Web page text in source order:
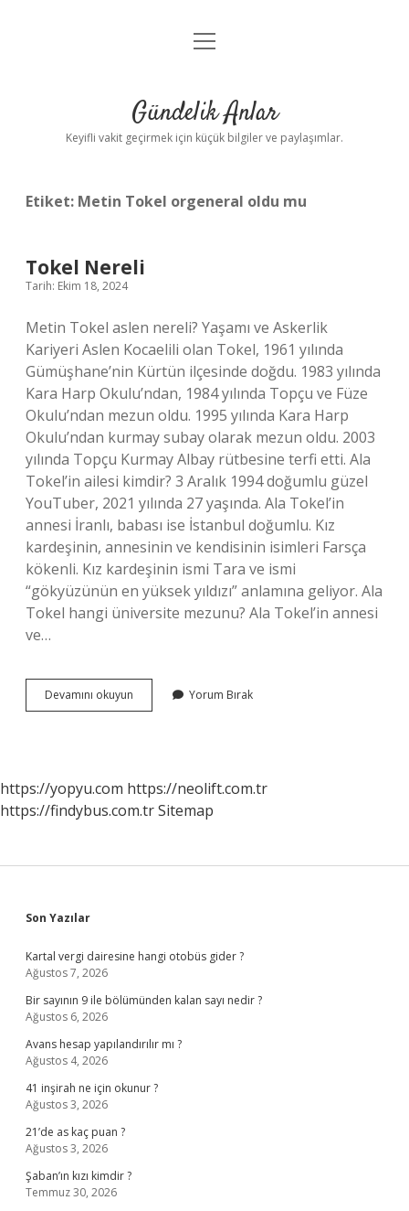
Anasayfa
Yasal Uyarı
menüyü
Gündelik Anlar
Keyifli vakit geçirmek için küçük bilgiler ve paylaşımlar.
Etiket: Metin Tokel orgeneral oldu mu
Tokel Nereli
Tarih: Ekim 18, 2024
Metin Tokel aslen nereli? Yaşamı ve Askerlik
Kariyeri Aslen Kocaelili olan Tokel, 1961 yılında
Gümüşhane’nin Kürtün ilçesinde doğdu. 1983 yılında
Kara Harp Okulu’ndan, 1984 yılında Topçu ve Füze
Okulu’ndan mezun oldu. 1995 yılında Kara Harp
Okulu’ndan kurmay subay olarak mezun oldu. 2003
yılında Topçu Kurmay Albay rütbesine terfi etti. Ala
Tokel’in ailesi kimdir? 3 Aralık 1994 doğumlu güzel
YouTuber, 2021 yılında 27 yaşında. Ala Tokel’in
annesi İranlı, babası ise İstanbul doğumlu. Kız
kardeşinin, annesinin ve kendisinin isimleri Farsça
kökenli. Kız kardeşinin ismi Tara ve ismi
“gökyüzünün en yüksek yıldızı” anlamına geliyor. Ala
Tokel hangi üniversite mezunu? Ala Tokel’in annesi
ve…
Devamını okuyun
Nereli
Yorum Bırak
https://yopyu.com https://neolift.com.tr
https://findybus.com.trSitemap
Sidebar
Son Yazılar
Kartal vergi dairesine hangi otobüs gider ?
Ağustos 7, 2026
Bir sayının 9 ile bölümünden kalan sayı nedir ?
Ağustos 6, 2026
Avans hesap yapılandırılır mı ?
Ağustos 4, 2026
41 inşirah ne için okunur ?
Ağustos 3, 2026
21’de as kaç puan ?
Ağustos 3, 2026
Şaban’ın kızı kimdir ?
Temmuz 30, 2026